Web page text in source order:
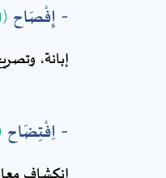
إِفْصَاح
إبانة،
اِفْتِضَاح
انكشاف